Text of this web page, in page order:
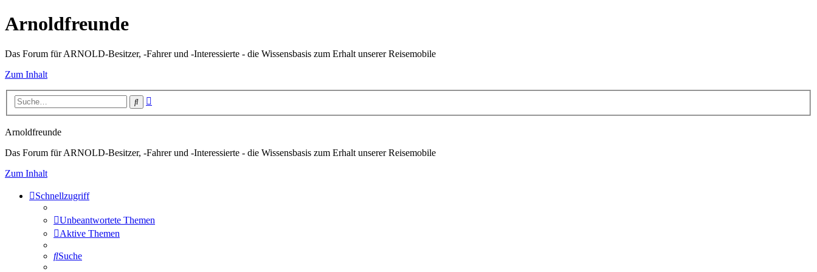
Arnoldfreunde
Das Forum für ARNOLD-Besitzer, -Fahrer und -Interessierte - die Wissensbasis zum Erhalt unserer Reisemobile
Zum Inhalt
Suche
Arnoldfreunde
Das Forum für ARNOLD-Besitzer, -Fahrer und -Interessierte - die Wissensbasis zum Erhalt unserer Reisemobile
Zum Inhalt
Schnellzugriff
Unbeantwortete Themen
Aktive Themen
Suche